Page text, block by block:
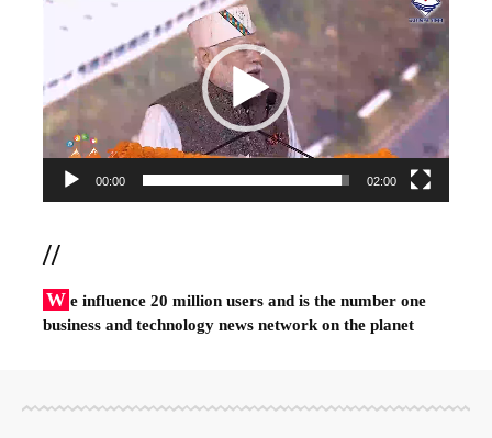
00:00 02:00
//
W e influence 20 million users and is the number one
business and technology news network on the planet